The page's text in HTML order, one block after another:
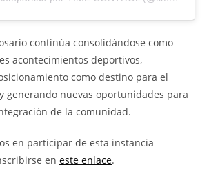
continúa consolidándose como
acontecimientos deportivos,
como destino para el
generando nuevas oportunidades para
de la comunidad.
en participar de esta instancia
en este enlace.